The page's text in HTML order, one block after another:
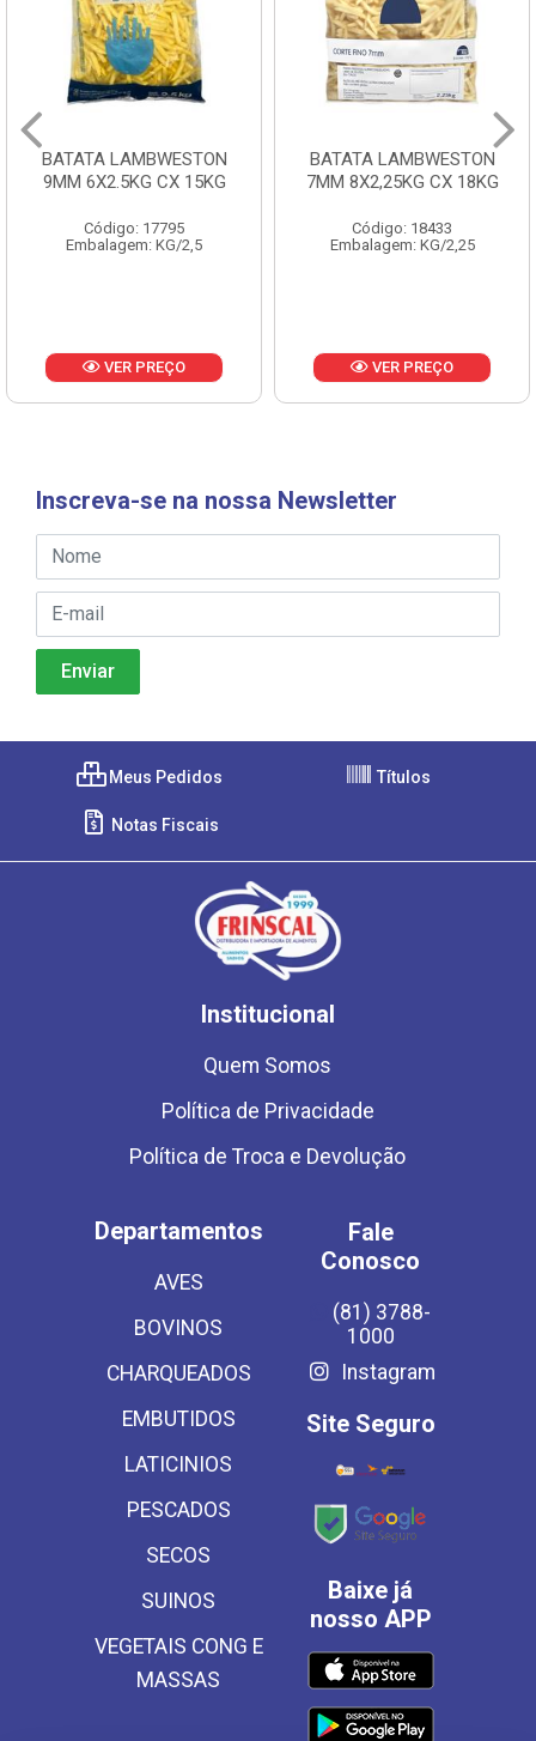
BATATA LAMBWESTON
9MM 6X2.5KG CX 15KG
Código: 17795
Embalagem: KG/2,5
VER PREÇO
BATATA LAMBWESTON
7MM 8X2,25KG CX 18KG
Código: 18433
Embalagem: KG/2,25
VER PREÇO
Inscreva-se na nossa Newsletter
Meus Pedidos Títulos
Notas Fiscais
Institucional
Quem Somos
Política de Privacidade
Política de Troca e Devolução
Departamentos
AVES
BOVINOS
CHARQUEADOS
EMBUTIDOS
LATICINIOS
PESCADOS
SECOS
SUINOS
VEGETAIS CONG E
MASSAS
Fale
Conosco
(81) 3788-
1000
Instagram
Site Seguro
Baixe já
nosso APP